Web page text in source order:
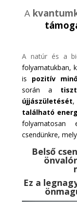
A
A natúr és a
folyamatukban,
is pozitív
során a
újjászületését,
található
folyamatosan
csendünkre,
Belső
Ez a